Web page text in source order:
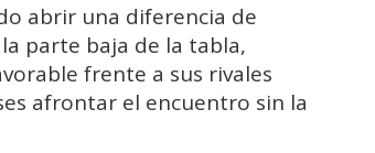
abrir una diferencia de
parte baja de la tabla,
frente a sus rivales
afrontar el encuentro sin la